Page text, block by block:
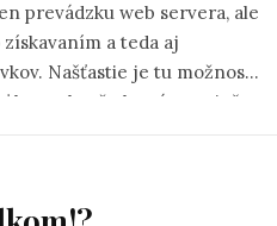
prevádzku web servera, ale
a teda aj
Našťastie je tu možnosť
bez toho, že by vás to niečo